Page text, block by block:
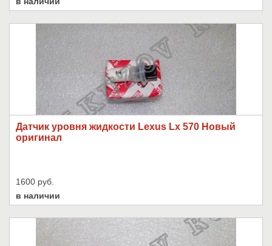
Датчик уровня жидкости Lexus Lx 570 Новый
оригинал
1600 руб.
в наличии